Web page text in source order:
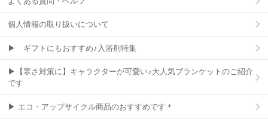
個人情報の取り扱いについて
▶ ギフトにもおすすめ♪入浴剤特集
▶【寒さ対策に】キャラクターが可愛い♪大人気ブランケットのご紹介
です
▶ エコ・アップサイクル商品のおすすめです＊